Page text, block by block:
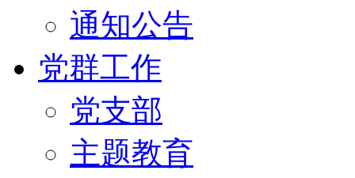
通知公告
党群工作
党支部
主题教育